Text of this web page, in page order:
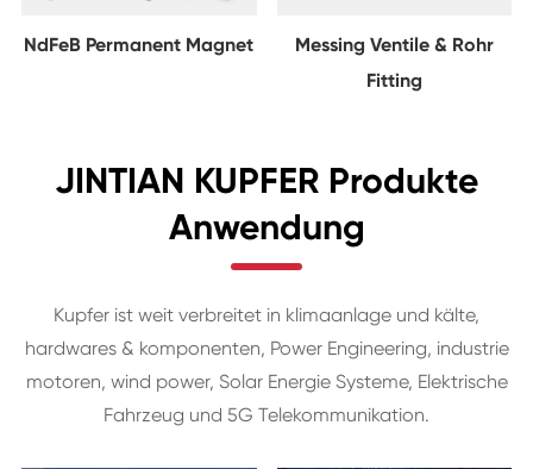
NdFeB Permanent Magnet
Messing Ventile & Rohr
Fitting
JINTIAN KUPFER Produkte
Anwendung
Kupfer ist weit verbreitet in klimaanlage und kälte,
hardwares & komponenten, Power Engineering, industrie
motoren, wind power, Solar Energie Systeme, Elektrische
Fahrzeug und 5G Telekommunikation.